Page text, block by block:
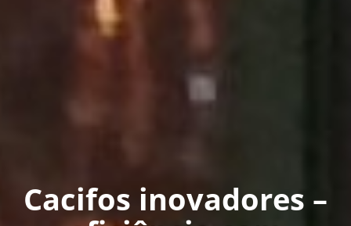
Cacifos inovadores –